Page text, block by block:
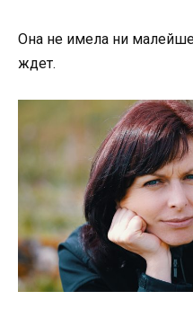
Она не имела ни
ждет.